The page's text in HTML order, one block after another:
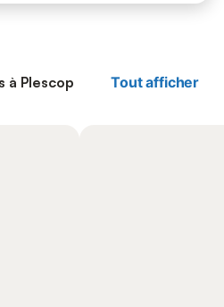
à Plescop Tout afficher